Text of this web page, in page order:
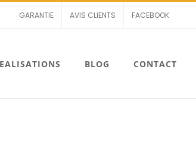
GARANTIE AVIS CLIENTS FACEBOOK
BLOG CONTACT